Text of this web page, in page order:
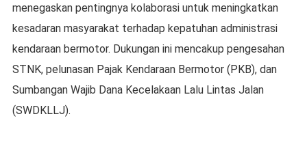
menegaskan pentingnya kolaborasi untuk meningkatkan
kesadaran masyarakat terhadap kepatuhan administrasi
kendaraan bermotor. Dukungan ini mencakup pengesahan
STNK, pelunasan Pajak Kendaraan Bermotor (PKB), dan
Sumbangan Wajib Dana Kecelakaan Lalu Lintas Jalan
(SWDKLLJ).